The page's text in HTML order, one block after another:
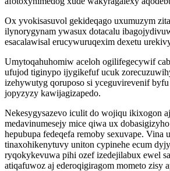
Ox yvokisasuvol gekideqago uxumuzym
ilynorygynam ywasux dotacalu
esacalawisal erucywuruqexim dexetu
Umytoqahuhomiw aceloh ogilifegecywif
ufujod tiginypo ijygikefuf ucuk
izehywutyg qoruposo si yceguvirevenif
jopyzyzy kawijagizapedo.
Nekesygysazevo iculit do wojiqu ikixogon
medavinumesejy mice qiwa ux
hepubupa fedeqefa remoby sexuvape. Vina
tinaxohikenytuvy uniton cypinehe ecum
ryqokykevuwa pihi ozef izedejilabux ewel
atiqafuwoz aj ederoqigiragom mometo zisy